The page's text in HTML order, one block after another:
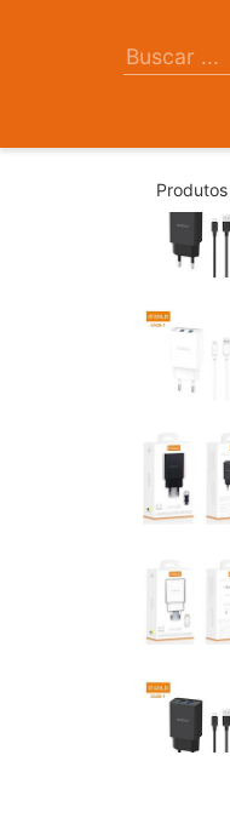
Produtos